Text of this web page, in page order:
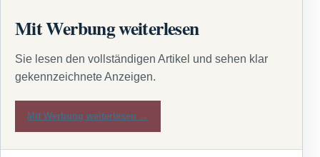
Mit Werbung weiterlesen
Sie lesen den vollständigen Artikel und sehen klar
gekennzeichnete Anzeigen.
Mit Werbung weiterlesen →